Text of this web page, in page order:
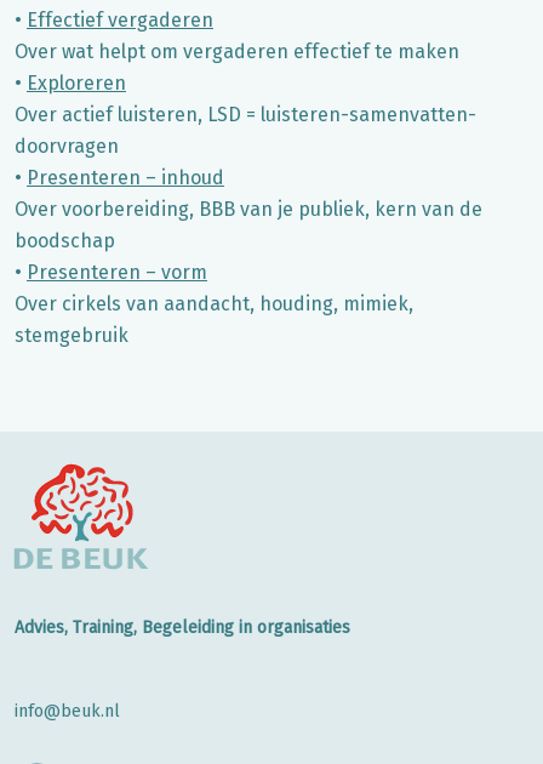
• Effectief vergaderen
Over wat helpt om vergaderen effectief te maken
• Exploreren
Over actief luisteren, LSD = luisteren-samenvatten-
doorvragen
• Presenteren – inhoud
Over voorbereiding, BBB van je publiek, kern van de
boodschap
• Presenteren – vorm
Over cirkels van aandacht, houding, mimiek,
stemgebruik
Advies, Training, Begeleiding in organisaties
info@beuk.nl